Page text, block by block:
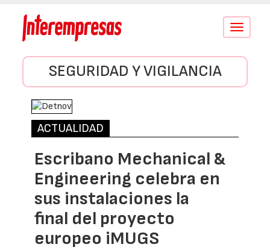
Conmutar
SEGURIDAD Y VIGILANCIA
ACTUALIDAD
Escribano Mechanical &
Engineering celebra en
sus instalaciones la
final del proyecto
europeo iMUGS